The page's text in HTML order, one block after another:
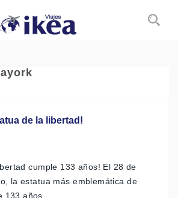
de la libertad!
cumple 133 años! El 28 de
la estatua más emblemática de
133 años.…